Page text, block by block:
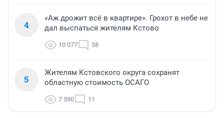
4
«Аж дрожит всё в квартире». Грохот в небе не
дал выспаться жителям Кстово
10 077 58
5
Жителям Кстовского округа сохранят
областную стоимость ОСАГО
7 590 11